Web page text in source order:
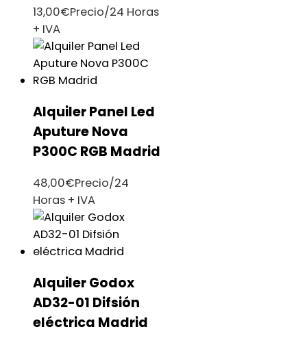
13,00€Precio/24 Horas
+ IVA
Alquiler Panel Led
Aputure Nova
P300C RGB Madrid
48,00€Precio/24
Horas + IVA
Alquiler Godox
AD32-01 Difsión
eléctrica Madrid